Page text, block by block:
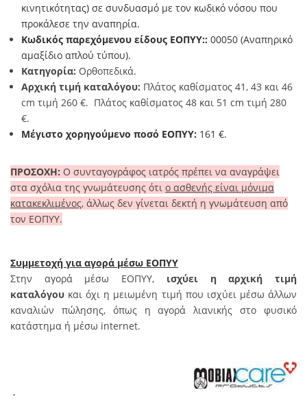
κινητικότητας) σε συνδυασμό με τον κωδικό νόσου που
προκάλεσε την αναπηρία.
Κωδικός παρεχόμενου είδους ΕΟΠΥΥ:: 00050 (Αναπηρικό
αμαξίδιο απλού τύπου).
Κατηγορία: Ορθοπεδικά.
Αρχική τιμή καταλόγου: Πλάτος καθίσματος 41, 43 και 46
cm τιμή 260 €. Πλάτος καθίσματος 48 και 51 cm τιμή 280
€.
Μέγιστο χορηγούμενο ποσό ΕΟΠΥΥ: 161 €.
ΠΡΟΣΟΧΗ: Ο συνταγογράφος ιατρός πρέπει να αναγράψει
στα σχόλια της γνωμάτευσης ότι ο ασθενής είναι μόνιμα
κατακεκλιμένος, άλλως δεν γίνεται δεκτή η γνωμάτευση από
τον ΕΟΠΥΥ.
Συμμετοχή για αγορά μέσω ΕΟΠΥΥ
Στην αγορά μέσω ΕΟΠΥΥ, ισχύει η αρχική τιμή
καταλόγου και όχι η μειωμένη τιμή που ισχύει μέσω άλλων
καναλιών πώλησης, όπως η αγορά λιανικής στο φυσικό
κατάστημα ή μέσω internet.
,